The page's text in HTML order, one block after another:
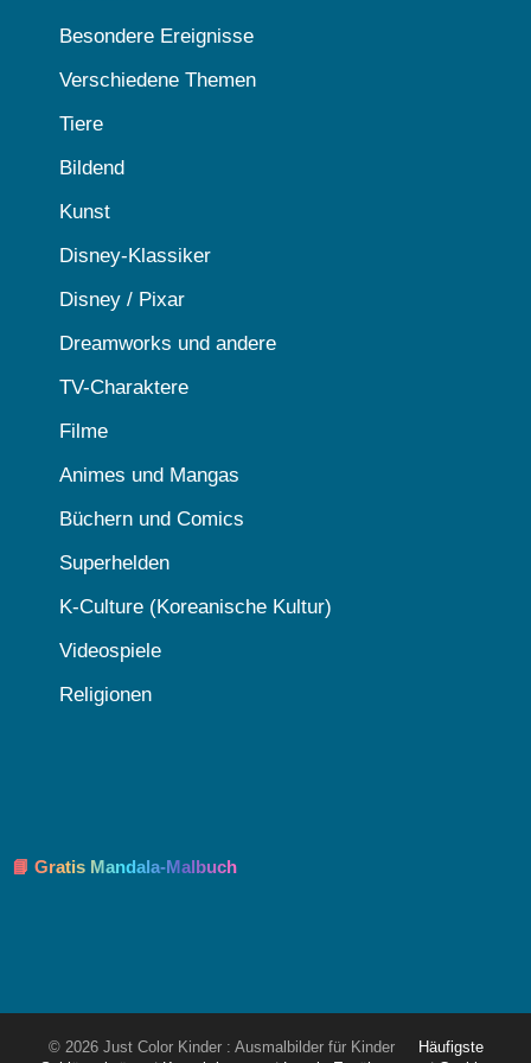
Besondere Ereignisse
Verschiedene Themen
Tiere
Bildend
Kunst
Disney-Klassiker
Disney / Pixar
Dreamworks und andere
TV-Charaktere
Filme
Animes und Mangas
Büchern und Comics
Superhelden
K-Culture (Koreanische Kultur)
Videospiele
Religionen
📘 Gratis Mandala-Malbuch
© 2026 Just Color Kinder : Ausmalbilder für Kinder
Häufigste